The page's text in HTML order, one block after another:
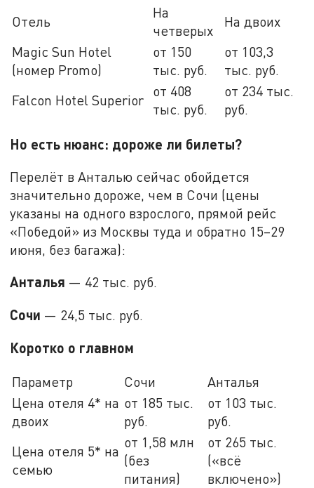
Отель
На
четверых
На двоих
Magic Sun Hotel
(номер Promo)
от 150
тыс. руб.
от 103,3
тыс. руб.
Falcon Hotel Superior
от 408
тыс. руб.
от 234 тыс.
руб.
Но есть нюанс: дороже ли билеты?
Перелёт в Анталью сейчас обойдется
значительно дороже, чем в Сочи (цены
указаны на одного взрослого, прямой рейс
«Победой» из Москвы туда и обратно 15–29
июня, без багажа):
Анталья — 42 тыс. руб.
Сочи — 24,5 тыс. руб.
Коротко о главном
Параметр Сочи
Анталья
Цена отеля 4* на
двоих
от 185 тыс.
руб.
от 103 тыс.
руб.
Цена отеля 5* на
семью
от 1,58 млн
(без
питания)
от 265 тыс.
(«всё
включено»)